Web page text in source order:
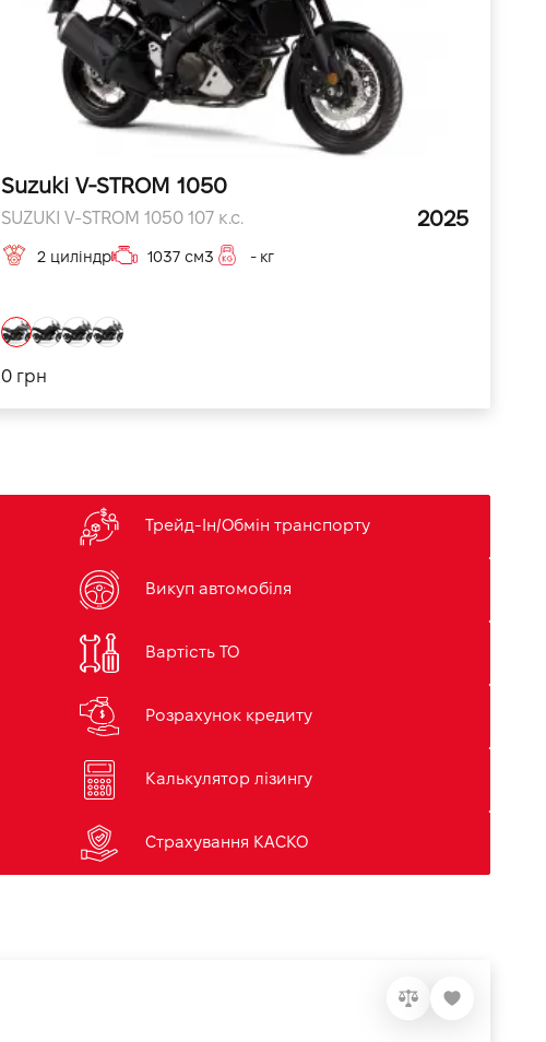
Suzuki V-STROM 1050
SUZUKI V-STROM 1050 107 к.с. 2025
2 циліндр 1037 см3 - кг
0 грн
Трейд-Ін/Обмін транспорту
Викуп автомобіля
Вартість ТО
Розрахунок кредиту
Калькулятор лізингу
Страхування КАСКО